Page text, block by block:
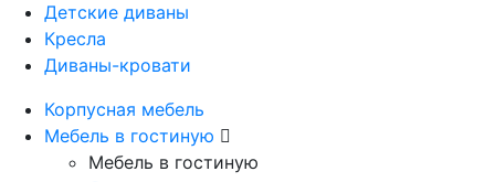
Детские диваны
Кресла
Диваны-кровати
Корпусная мебель
Мебель в гостиную
Мебель в гостиную